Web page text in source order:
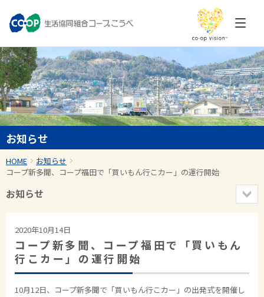
お知らせ
HOME
お知らせ
コープ新多聞、コープ福田で「買いもん行こカー」の運行開始
お知らせ
2020年10月14日
コープ新多聞、コープ福田で「買いもん
行こカー」の運行開始
10月12日、コープ新多聞で「買いもん行こカー」の出発式を開催し